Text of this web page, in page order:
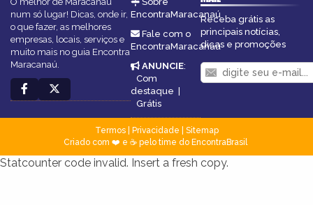
num só lugar! Dicas, onde ir,
o que fazer, as melhores
empresas, locais, serviços e
muito mais no guia Encontra
Maracanaú.
EncontraMaracanaú
Fale com o
EncontraMaracanaú
ANUNCIE:
Com
destaque
Grátis
Receba grátis as
principais notícias,
dicas e promoções
Termos| Privacidade
Sitemap
Criado com ❤️ e ☕ pelo time do EncontraBrasil
Statcounter code invalid. Insert a fresh copy.